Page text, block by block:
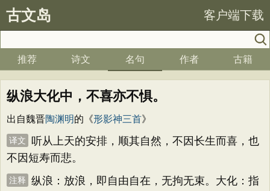
古文岛 客户端下载
推荐 诗文 名句 作者 古籍
纵浪大化中，不喜亦不惧。
出自魏晋陶渊明的《形影神三首》
译文
听从上天的安排，顺其自然，不因长生而喜，也
不因短寿而悲。
注释
纵浪：放浪，即自由自在，无拘无束。大化：指